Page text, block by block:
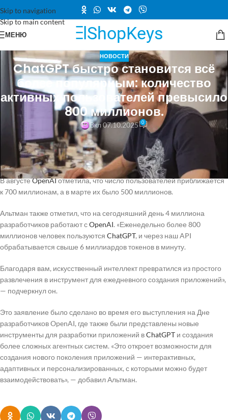
Skip to navigation
Skip to main content
МЕНЮ
НОВОСТИ
ChatGPT быстро становится всё
более популярным: количество
активных пользователей превысило
800 миллионов.
Вкл 07.10.2025 0
Генеральный директор OpenAI Сэм Альтман сообщил, что
количество пользователей ChatGPT, активно использующих его
каждую неделю, достигло 800 миллионов.
В августеOpenAIотметила, что число пользователей приближается
к 700 миллионам, а в марте их было 500 миллионов.
Альтман также отметил, что на сегодняшний день 4 миллиона
разработчиков работают сOpenAI. «Еженедельно более 800
миллионов человек пользуются ChatGPT, и через наш API
обрабатывается свыше 6 миллиардов токенов в минуту.
Благодаря вам, искусственный интеллект превратился из простого
развлечения в инструмент для ежедневного создания приложений»,
— подчеркнул он.
Это заявление было сделано во время его выступления на Дне
разработчиков OpenAI, где также были представлены новые
инструменты для разработки приложений вChatGPT и создания
более сложных агентных систем. «Это откроет возможности для
создания нового поколения приложений — интерактивных,
адаптивных и персонализированных, с которыми можно будет
взаимодействовать», — добавил Альтман.